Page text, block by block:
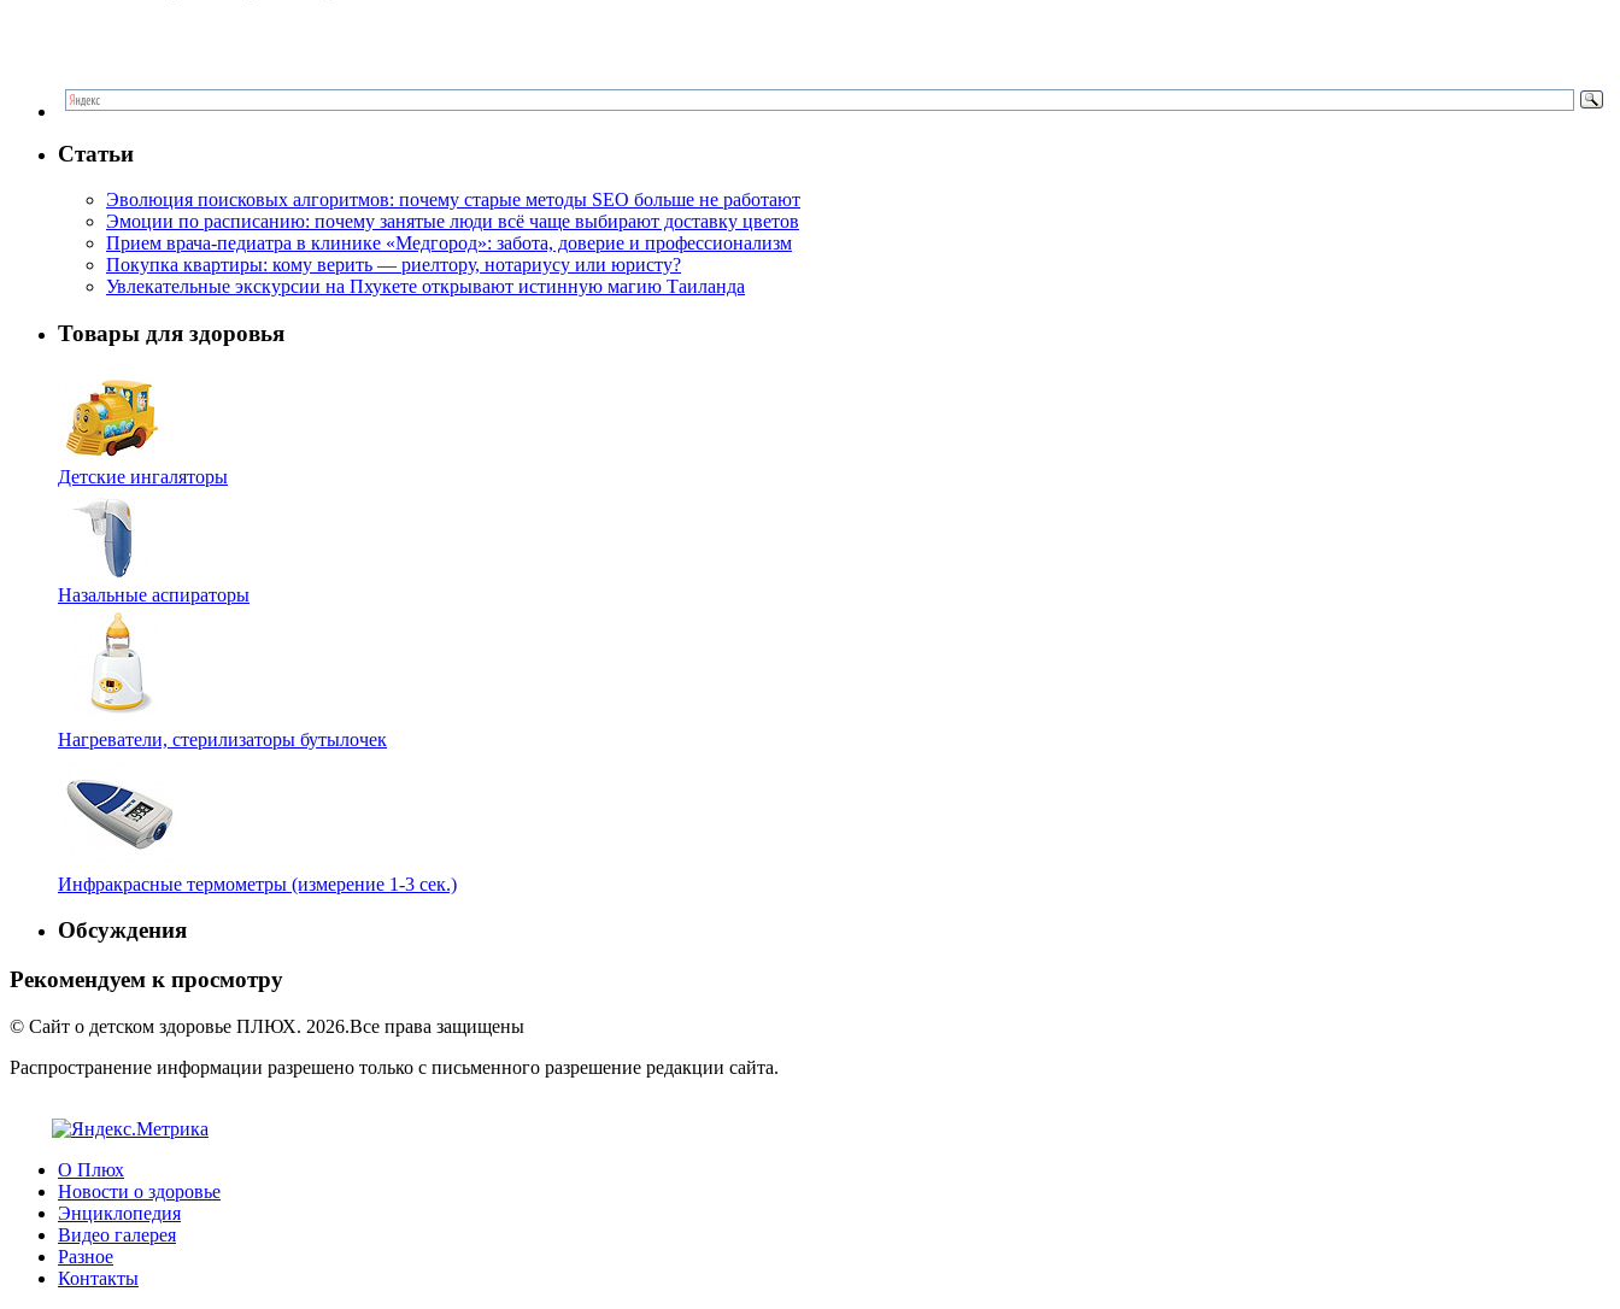
Статьи
Эволюция поисковых алгоритмов: почему старые методы SEO больше не работают
Эмоции по расписанию: почему занятые люди всё чаще выбирают доставку цветов
Прием врача-педиатра в клинике «Медгород»: забота, доверие и профессионализм
Покупка квартиры: кому верить — риелтору, нотариусу или юристу?
Увлекательные экскурсии на Пхукете открывают истинную магию Таиланда
Товары для здоровья
Детские ингаляторы
Назальные аспираторы
Нагреватели, стерилизаторы бутылочек
Инфракрасные термометры (измерение 1-3 сек.)
Обсуждения
Рекомендуем к просмотру
© Сайт о детском здоровье ПЛЮХ. 2026.Все права защищены
Распространение информации разрешено только с письменного разрешение редакции сайта.
О Плюх
Новости о здоровье
Энциклопедия
Видео галерея
Разное
Контакты